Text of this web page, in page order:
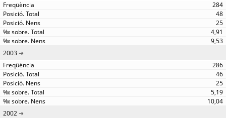
284
48
25
4,91
9,53
2003
286
46
25
5,19
10,04
2002